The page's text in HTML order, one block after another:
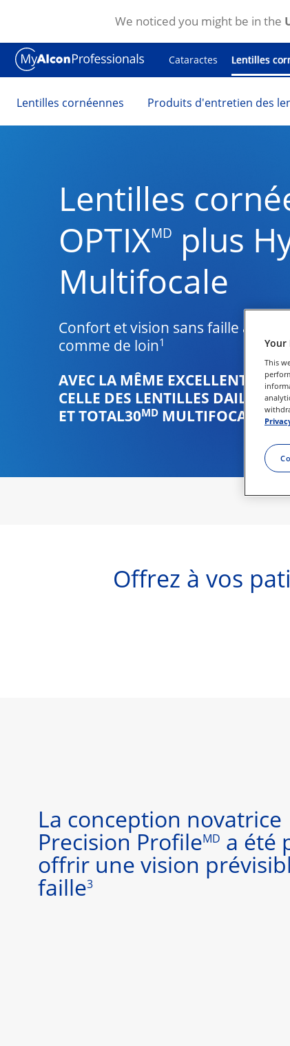
Skip to main content
Cataractes Lentilles
Lentilles cornéennes Produits d'entretien des
Lentilles
OPTIXMD plus
Multifocale
Confort et vision sans faille à
comme de loin1
AVEC LA MÊME EXCELLENTE
CELLE DES LENTILLES DAILIES
ET TOTAL30MD MULTIFOCALE
Offrez à vos
La conception novatrice
Precision ProfileMD a été
offrir une vision
faille3
Your
This
We noticed you might be in the